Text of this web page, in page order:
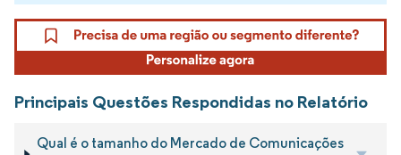
Principais Questões Respondidas no Relatório
Qual é o tamanho do Mercado de Comunicações